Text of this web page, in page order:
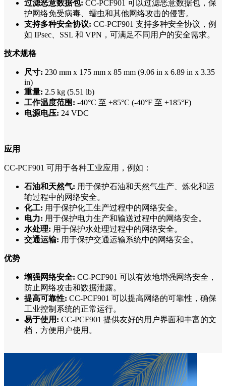
过滤恶意数据包: CC-PCF901 可以过滤恶意数据包，保
护网络免受病毒、蠕虫和其他网络攻击的侵害。
支持多种安全协议: CC-PCF901 支持多种安全协议，例
如 IPsec、SSL 和 VPN，可满足不同用户的安全需求。
技术规格
尺寸: 230 mm x 175 mm x 85 mm (9.06 in x 6.89 in x 3.35
in)
重量: 2.5 kg (5.51 lb)
工作温度范围: -40°C 至 +85°C (-40°F 至 +185°F)
电源电压: 24 VDC
应用
CC-PCF901 可用于各种工业应用，例如：
石油和天然气: 用于保护石油和天然气生产、炼化和运
输过程中的网络安全。
化工: 用于保护化工生产过程中的网络安全。
电力: 用于保护电力生产和输送过程中的网络安全。
水处理: 用于保护水处理过程中的网络安全。
交通运输: 用于保护交通运输系统中的网络安全。
优势
增强网络安全: CC-PCF901 可以有效地增强网络安全，
防止网络攻击和数据泄露。
提高可靠性: CC-PCF901 可以提高网络的可靠性，确保
工业控制系统的正常运行。
易于使用: CC-PCF901 提供友好的用户界面和丰富的文
档，方便用户使用。